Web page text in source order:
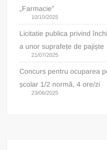
„Farmacie”
10/10/2025
Licitatie publica privind
a unor suprafețe de pajiște
21/07/2025
Concurs pentru ocuparea
școlar 1/2 normă, 4 ore/zi
23/06/2025